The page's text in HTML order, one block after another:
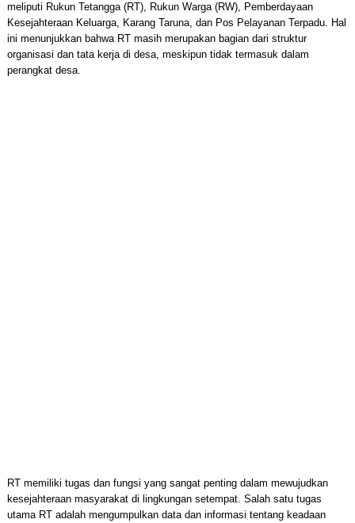
meliputi Rukun Tetangga (RT), Rukun Warga (RW), Pemberdayaan
Kesejahteraan Keluarga, Karang Taruna, dan Pos Pelayanan Terpadu. Hal
ini menunjukkan bahwa RT masih merupakan bagian dari struktur
organisasi dan tata kerja di desa, meskipun tidak termasuk dalam
perangkat desa.
RT memiliki tugas dan fungsi yang sangat penting dalam mewujudkan
kesejahteraan masyarakat di lingkungan setempat. Salah satu tugas
utama RT adalah mengumpulkan data dan informasi tentang keadaan